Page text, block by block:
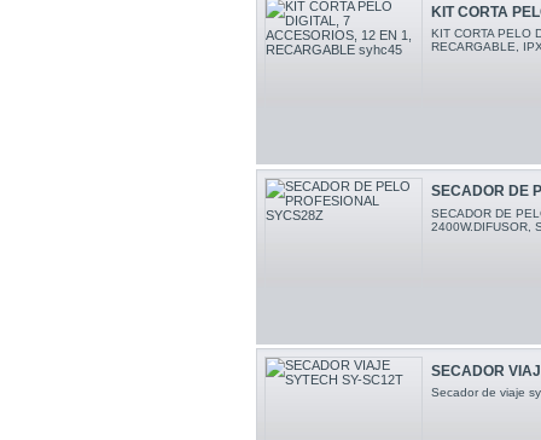
KIT CORTA
KIT CORTA PELO
RECARGABLE,
SECADOR DE
SECADOR DE
2400W.DIFUSOR,
SECADOR
Secador de viaje